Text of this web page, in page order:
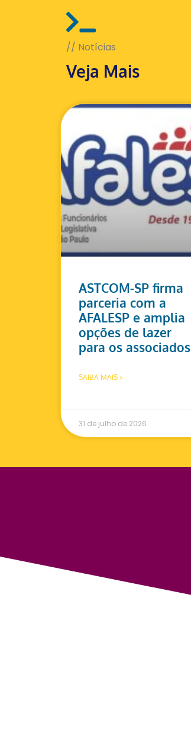
// Notícias
Veja Mais
ASTCOM-SP firma
parceria com a
AFALESP e amplia
opções de lazer
para os associados
SAIBA MAIS »
31 de julho de 2026